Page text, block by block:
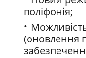
поліфонія;
(оновлення